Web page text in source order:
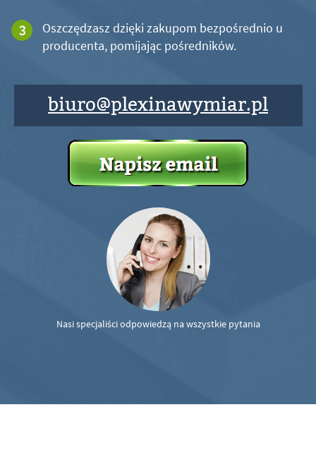
Oszczędzasz dzięki zakupom bezpośrednio u
producenta, pomijając pośredników.
biuro@plexinawymiar.pl
Nasi specjaliści odpowiedzą na wszystkie pytania